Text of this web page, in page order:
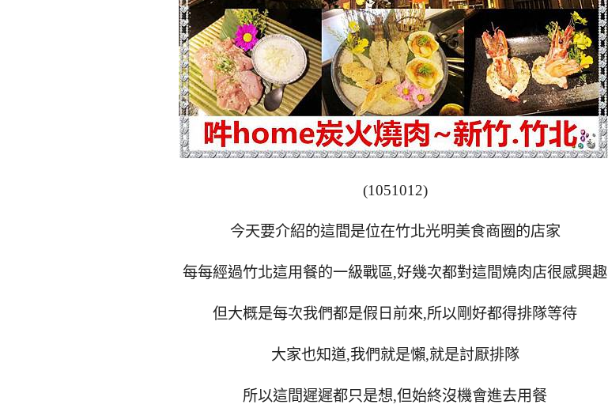
(1051012)
今天要介紹的這間是位在竹北光明美食商圈的店家
每每經過竹北這用餐的一級戰區,好幾次都對這間燒肉店很感興趣
但大概是每次我們都是假日前來,所以剛好都得排隊等待
大家也知道,我們就是懶,就是討厭排隊
所以這間遲遲都只是想,但始終沒機會進去用餐